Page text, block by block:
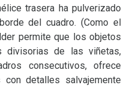
trasera ha pulverizado
del cuadro. (Como el
permite que los objetos
divisorias de las viñetas,
consecutivos, ofrece
detalles salvajemente